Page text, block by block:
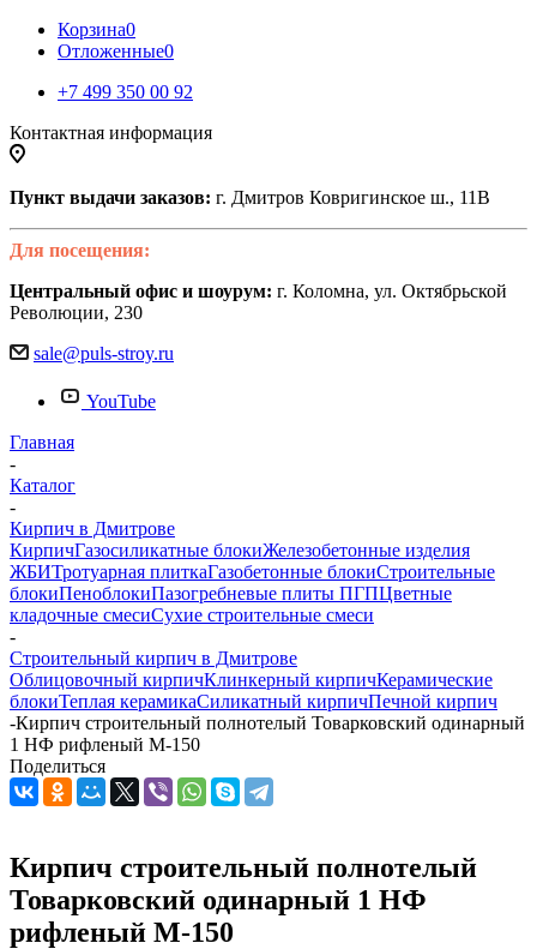
Корзина0
Отложенные0
+7 499 350 00 92
Контактная информация
Пункт выдачи заказов: г. Дмитров Ковригинское ш., 11В
Для посещения:
Центральный офис и шоурум: г. Коломна, ул. Октябрьской
Революции, 230
sale@puls-stroy.ru
YouTube
Главная
-
Каталог
-
Кирпич в Дмитрове
КирпичГазосиликатные блокиЖелезобетонные изделия
ЖБИТротуарная плиткаГазобетонные блокиСтроительные
блокиПеноблокиПазогребневые плиты ПГПЦветные
кладочные смесиСухие строительные смеси
-
Строительный кирпич в Дмитрове
Облицовочный кирпичКлинкерный кирпичКерамические
блокиТеплая керамикаСиликатный кирпичПечной кирпич
-Кирпич строительный полнотелый Товарковский одинарный
1 НФ рифленый М-150
Поделиться
Кирпич строительный полнотелый
Товарковский одинарный 1 НФ
рифленый М-150